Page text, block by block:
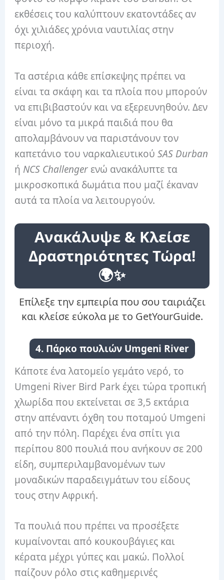
εκθέσεις του καλύπτουν εκατοντάδες αν
όχι χιλιάδες χρόνια ναυτιλίας στην
περιοχή.
Τα αστέρια κάθε επίσκεψης πρέπει να
είναι τα σκάφη και τα πλοία που μπορούν
να επιβιβαστούν και να εξερευνηθούν. Δεν
είναι μόνο τα μικρά παιδιά που θα
απολαμβάνουν να παριστάνουν τον
καπετάνιο του ναρκαλιευτικούSAS Durban
ή NCS Challenger ενώ ανακάλυπτε τα
μικροσκοπικά δωμάτια που μαζί έκαναν
αυτά τα πλοία να λειτουργούν.
Ανακάλυψε & Κλείσε
Δραστηριότητες Τώρα!
🌍✨
Επίλεξε την εμπειρία που σου ταιριάζει
και κλείσε εύκολα με το GetYourGuide.
4. Πάρκο πουλιών Umgeni River
Κάποτε ένα λατομείο γεμάτο νερό, το
Umgeni River Bird Park έχει τώρα τροπική
χλωρίδα που εκτείνεται σε 3,5 εκτάρια
στην απέναντι όχθη του ποταμού Umgeni
από την πόλη. Παρέχει ένα σπίτι για
περίπου 800 πουλιά που ανήκουν σε 200
είδη, συμπεριλαμβανομένων των
μοναδικών παραδειγμάτων του είδους
τους στην Αφρική.
Τα πουλιά που πρέπει να προσέξετε
κυμαίνονται από κουκουβάγιες και
κέρατα μέχρι γύπες και μακώ. Πολλοί
παίζουν ρόλο στις καθημερινές